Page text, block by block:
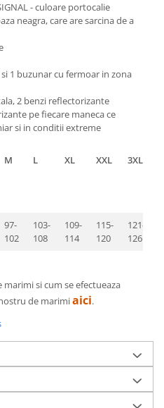
- culoare portocalie
neagra, care are sarcina de a
1 buzunar cu fermoar in zona
2 benzi reflectorizante
pe fiecare maneca ce
si in conditii extreme
M L XL XXL 3XL
97-
102
103-
108
109-
114
115-
120
121-
126
si cum se efectueaza
de marimiaici.